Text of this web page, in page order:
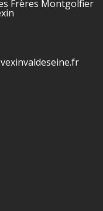
Frères Montgolfier